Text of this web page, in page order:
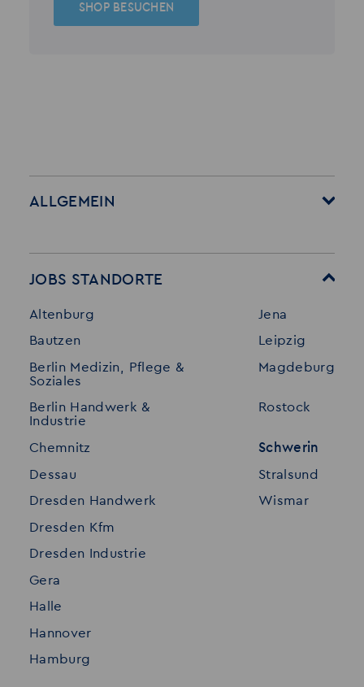
SHOP BESUCHEN
ALLGEMEIN
Für Bewerber
Stellenangebote
Initiativ bewerben
Merkzettel
Standorte
Referenzen
Interne Jobs
Datenschutz
Impressum
JOBS STANDORTE
Altenburg
Bautzen
Berlin Medizin, Pflege &
Soziales
Berlin Handwerk &
Industrie
Chemnitz
Dessau
Dresden Handwerk
Dresden Kfm
Dresden Industrie
Gera
Halle
Hannover
Hamburg
Jena
Leipzig
Magdeburg
Rostock
Schwerin
Stralsund
Wismar